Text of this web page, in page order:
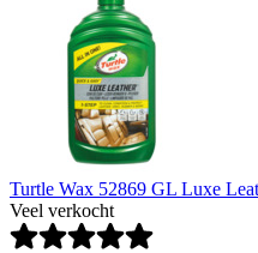
Turtle Wax 52869 GL Luxe
Veel verkocht